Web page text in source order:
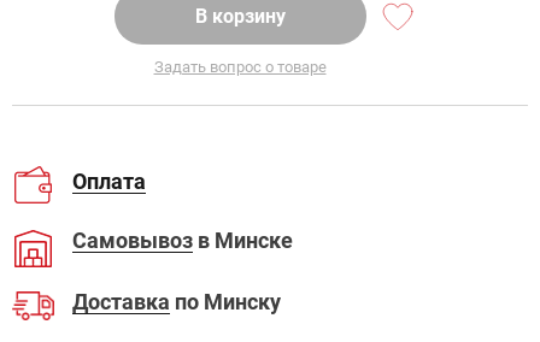
В корзину
Задать вопрос о товаре
Оплата
Самовывоз в Минске
Доставка по Минску